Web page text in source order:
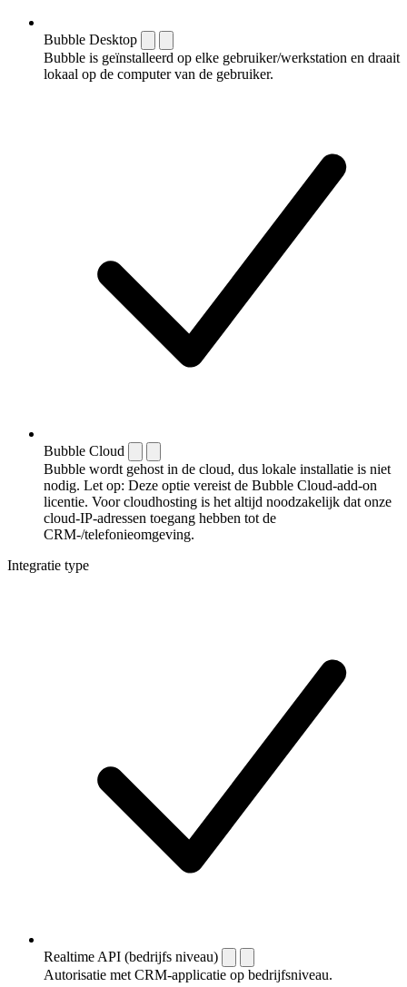
Bubble Desktop
Bubble is geïnstalleerd op elke gebruiker/werkstation en draait
lokaal op de computer van de gebruiker.
Bubble Cloud
Bubble wordt gehost in de cloud, dus lokale installatie is niet
nodig. Let op: Deze optie vereist de Bubble Cloud-add-on
licentie. Voor cloudhosting is het altijd noodzakelijk dat onze
cloud-IP-adressen toegang hebben tot de
CRM-/telefonieomgeving.
Integratie type
Realtime API (bedrijfs niveau)
Autorisatie met CRM-applicatie op bedrijfsniveau.